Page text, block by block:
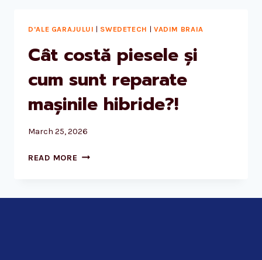
D'ALE GARAJULUI | SWEDETECH | VADIM BRAIA
Cât costă piesele și
cum sunt reparate
mașinile hibride?!
March 25, 2026
READ MORE CÂT